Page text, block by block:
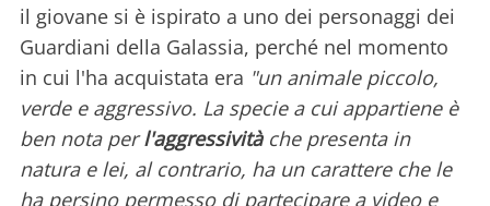
il giovane si è ispirato a uno dei personaggi dei
Guardiani della Galassia, perché nel momento
in cui l'ha acquistata era "un animale piccolo,
verde e aggressivo. La specie a cui appartiene è
ben nota perl'aggressivitàche presenta in
natura e lei, al contrario, ha un carattere che le
ha persino permesso di partecipare a video e